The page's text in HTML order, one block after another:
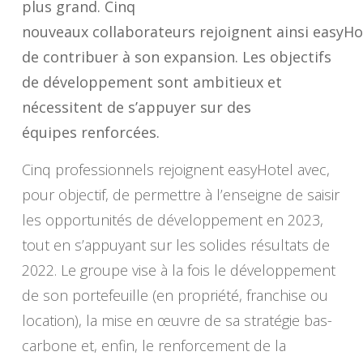
plus grand. Cinq
nouveaux collaborateurs rejoignent ainsi
de contribuer à son expansion. Les objectifs
de développement sont ambitieux et
nécessitent de s’appuyer sur des
équipes renforcées.
Cinq professionnels rejoignent easyHotel avec,
pour objectif, de permettre à l’enseigne de saisir
les opportunités de développement en 2023,
tout en s’appuyant sur les solides résultats de
2022. Le groupe vise à la fois le développement
de son portefeuille (en propriété, franchise ou
location), la mise en œuvre de sa stratégie bas-
carbone et, enfin, le renforcement de la